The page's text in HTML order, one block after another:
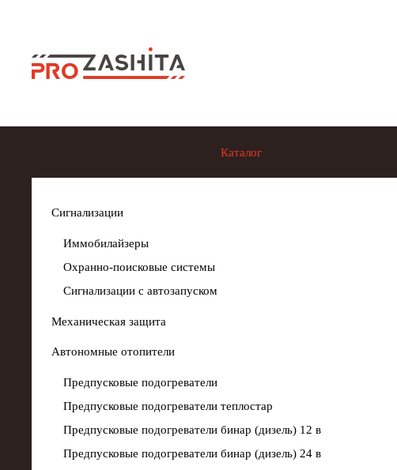
Каталог
Сигнализации
Иммобилайзеры
Охранно-поисковые системы
Сигнализации с автозапуском
Механическая защита
Автономные отопители
Предпусковые подогреватели
Предпусковые подогреватели теплостар
Предпусковые подогреватели бинар (дизель) 12 в
Предпусковые подогреватели бинар (дизель) 24 в